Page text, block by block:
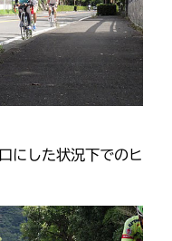
にした状況下でのヒ